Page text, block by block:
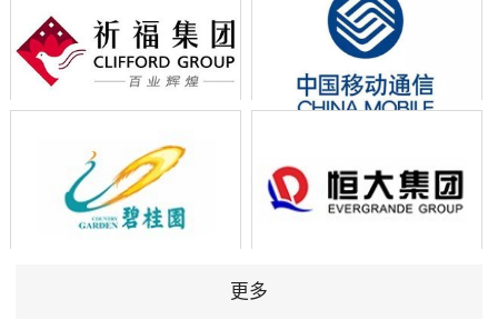
更多